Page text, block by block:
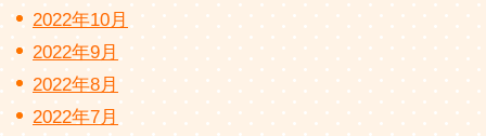
2022年10月
2022年9月
2022年8月
2022年7月